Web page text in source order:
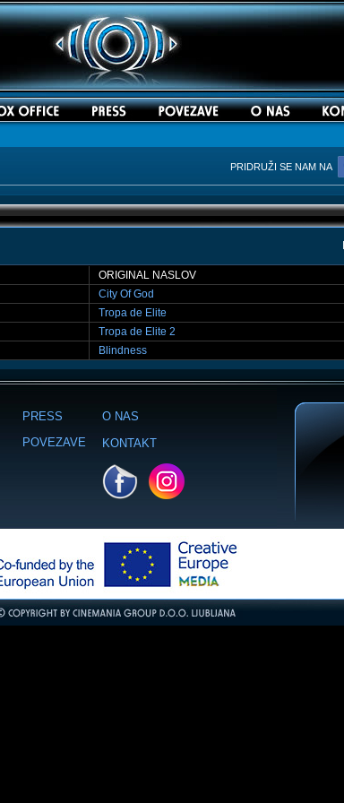
PRIDRUŽI SE NAM NA
ORIGINAL NASLOV
City Of God
Tropa de Elite
Tropa de Elite 2
Blindness
PRESS
POVEZAVE
O NAS
KONTAKT